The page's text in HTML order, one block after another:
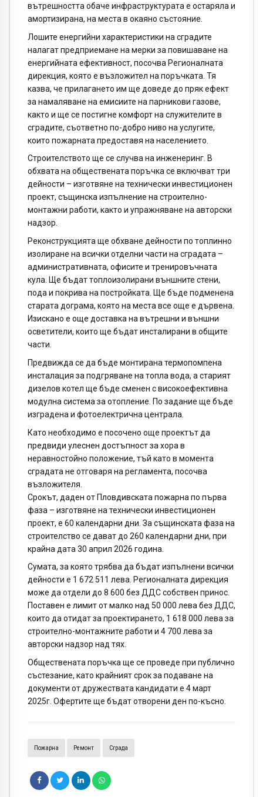
вътрешността обаче инфраструктурата е остаряла и
амортизирана, на места в окаяно състояние.
Лошите енергийни характеристики на сградите
налагат предприемане на мерки за повишаване на
енергийната ефективност, посочва Регионалната
дирекция, която е възложител на поръчката. Тя
казва, че прилагането им ще доведе до пряк ефект
за намаляване на емисиите на парникови газове,
както и ще се постигне комфорт на служителите в
сградите, съответно по-добро ниво на услугите,
които пожарната предоставя на населението.
Строителството ще се случва на инженеринг. В
обхвата на обществената поръчка се включват три
дейности – изготвяне на технически инвестиционен
проект, същинска изпълнение на строително-
монтажни работи, както и упражняване на авторски
надзор.
Реконструкцията ще обхване дейности по топлинно
изолиране на всички отделни части на сградата –
административната, офисите и тренировъчната
кула. Ще бъдат топлоизолирани външните стени,
пода и покрива на постройката. Ще бъде подменена
старата дограма, която на места все още е дървена.
Изискано е още доставка на вътрешни и външни
осветители, които ще бъдат инсталирани в общите
части.
Предвижда се да бъде монтирана термопомпена
инсталация за подгряване на топла вода, а старият
дизелов котел ще бъде сменен с високоефективна
модулна система за отопление. По задание ще бъде
изградена и фотоелектрична централа.
Като необходимо е посочено още проектът да
предвиди улеснен достъпност за хора в
неравностойно положение, тъй като в момента
сградата не отговаря на регламента, посочва
възложителя.
Срокът, даден от Пловдивската пожарна по първа
фаза – изготвяне на технически инвестиционен
проект, е 60 календарни дни. За същинската фаза на
строителство се дават до 260 календарни дни, при
крайна дата 30 април 2026 година.
Сумата, за която трябва да бъдат изпълнени всички
дейности е 1 672 511 лева. Регионалната дирекция
може да отдели до 8 600 без ДДС собствен принос.
Поставен е лимит от малко над 50 000 лева без ДДС,
които да отидат за проектирането, 1 618 000 лева за
строително-монтажните работи и 4 700 лева за
авторски надзор над тях.
Обществената поръчка ще се проведе при публично
състезание, като крайният срок за подаване на
документи от дружествата кандидати е 4 март
2025г. Офертите ще бъдат отворени ден по-късно.
Пожарна Ремонт Сграда